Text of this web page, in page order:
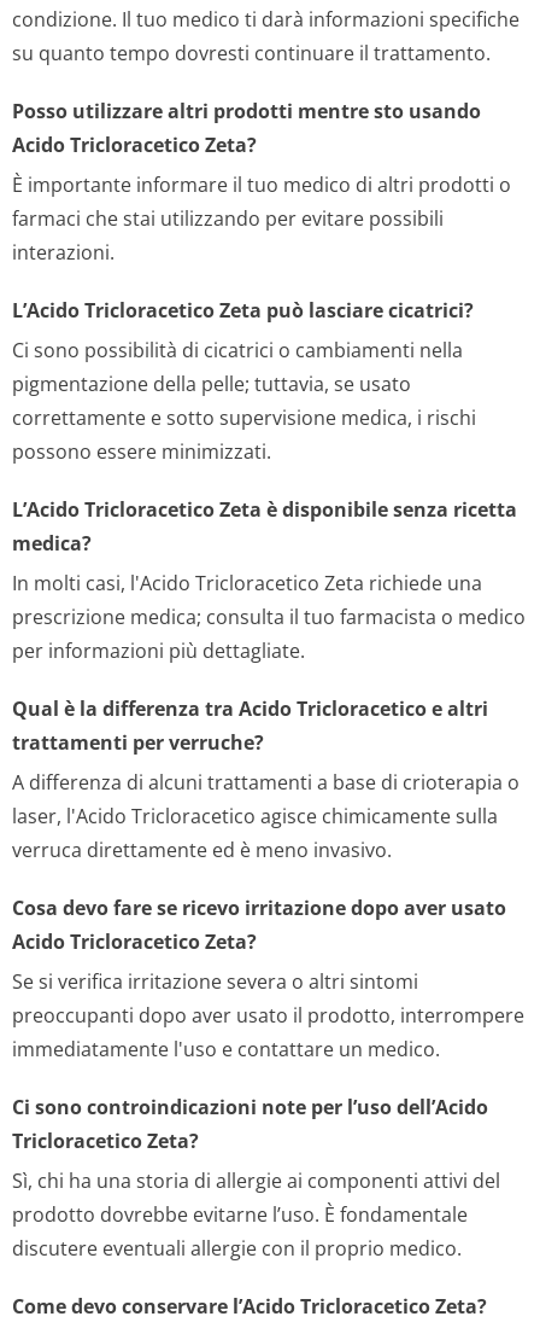
condizione. Il tuo medico ti darà informazioni specifiche
su quanto tempo dovresti continuare il trattamento.
Posso utilizzare altri prodotti mentre sto usando
Acido Tricloracetico Zeta?
È importante informare il tuo medico di altri prodotti o
farmaci che stai utilizzando per evitare possibili
interazioni.
L’Acido Tricloracetico Zeta può lasciare cicatrici?
Ci sono possibilità di cicatrici o cambiamenti nella
pigmentazione della pelle; tuttavia, se usato
correttamente e sotto supervisione medica, i rischi
possono essere minimizzati.
L’Acido Tricloracetico Zeta è disponibile senza ricetta
medica?
In molti casi, l'Acido Tricloracetico Zeta richiede una
prescrizione medica; consulta il tuo farmacista o medico
per informazioni più dettagliate.
Qual è la differenza tra Acido Tricloracetico e altri
trattamenti per verruche?
A differenza di alcuni trattamenti a base di crioterapia o
laser, l'Acido Tricloracetico agisce chimicamente sulla
verruca direttamente ed è meno invasivo.
Cosa devo fare se ricevo irritazione dopo aver usato
Acido Tricloracetico Zeta?
Se si verifica irritazione severa o altri sintomi
preoccupanti dopo aver usato il prodotto, interrompere
immediatamente l'uso e contattare un medico.
Ci sono controindicazioni note per l’uso dell’Acido
Tricloracetico Zeta?
Sì, chi ha una storia di allergie ai componenti attivi del
prodotto dovrebbe evitarne l’uso. È fondamentale
discutere eventuali allergie con il proprio medico.
Come devo conservare l’Acido Tricloracetico Zeta?